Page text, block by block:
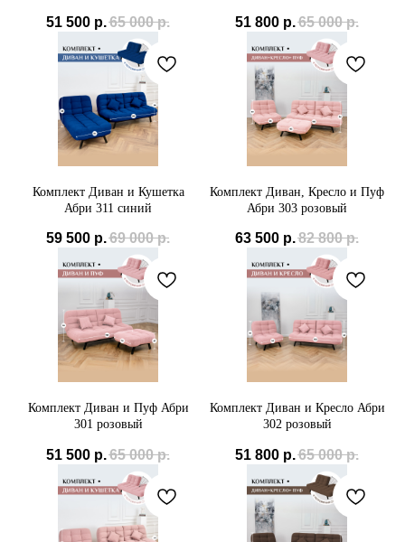
51 500 р.65 000 р. 51 800 р.65 000 р.
Комплект Диван и Кушетка
Абри 311 синий
59 500 р.69 000 р.
Комплект Диван, Кресло и Пуф
Абри 303 розовый
63 500 р.82 800 р.
Комплект Диван и Пуф Абри
301 розовый
51 500 р.65 000 р.
Комплект Диван и Кресло Абри
302 розовый
51 800 р.65 000 р.
Политика конфиденциальности
+7(985) 538-05-45
Мы принимаем к